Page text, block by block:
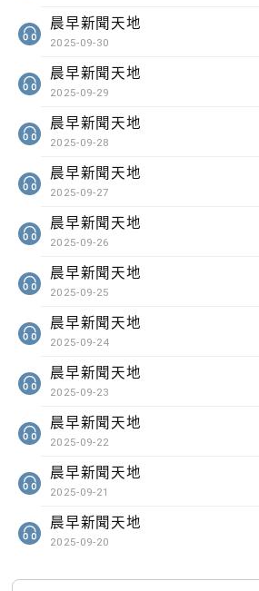
晨早新聞天地
2025-09-30
晨早新聞天地
2025-09-29
晨早新聞天地
2025-09-28
晨早新聞天地
2025-09-27
晨早新聞天地
2025-09-26
晨早新聞天地
2025-09-25
晨早新聞天地
2025-09-24
晨早新聞天地
2025-09-23
晨早新聞天地
2025-09-22
晨早新聞天地
2025-09-21
晨早新聞天地
2025-09-20